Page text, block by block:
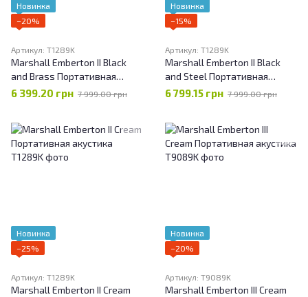
Новинка
−20%
Артикул: T1289K
Marshall Emberton II Black
and Brass Портативная
акустика
6 399.20 грн 7 999.00 грн
Новинка
−15%
Артикул: T1289K
Marshall Emberton II Black
and Steel Портативная
акустика
6 799.15 грн 7 999.00 грн
Новинка
−25%
Артикул: T1289K
Marshall Emberton II Cream
Новинка
−20%
Артикул: T9089K
Marshall Emberton III Cream